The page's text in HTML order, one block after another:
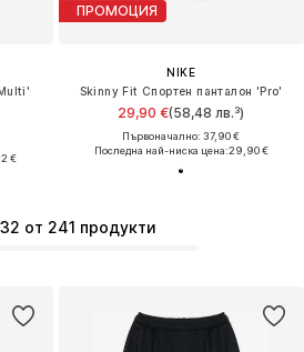
€
ПРОМОЦИЯ
NIKE
Skinny Fit Спортен панталон 'Pro'
29,90 €(58,48 лв.³)
Първоначално: 37,90 €
Последна най-ниска цена:29,90 €
от 241 продукти